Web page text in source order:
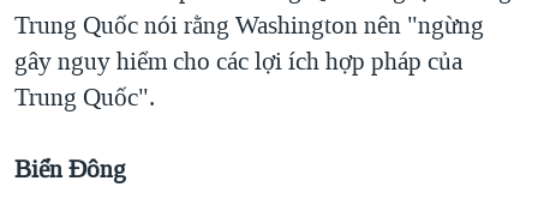
Trung Quốc nói rằng Washington nên "ngừng
gây nguy hiểm cho các lợi ích hợp pháp của
Trung Quốc".
Biển Đông